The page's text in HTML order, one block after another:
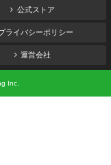
公式ストア
ライバシーポリシー
運営会社
Inc.